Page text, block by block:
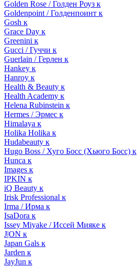
Golden Rose / Голден Роуз к
Goldenpoint / Голденпоинт к
Gosh к
Grace Day к
Greenini к
Gucci / Гуччи к
Guerlain / Герлен к
Hankey к
Hanroy к
Health & Beauty к
Health Academy к
Helena Rubinstein к
Hermes / Эрмес к
Himalaya к
Holika Holika к
Hudabeauty к
Hugo Boss / Хуго Босс (Хьюго Босс) к
Hunca к
Images к
IPKIN к
iQ Beauty к
Irisk Professional к
Irma / Ирма к
IsaDora к
Issey Miyake / Иссей Мияке к
J|ON к
Japan Gals к
Jarden к
JayJun к